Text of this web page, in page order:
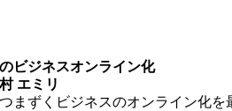
ビジネスオンライン化
エミリ
まずくビジネスのオンライン化を